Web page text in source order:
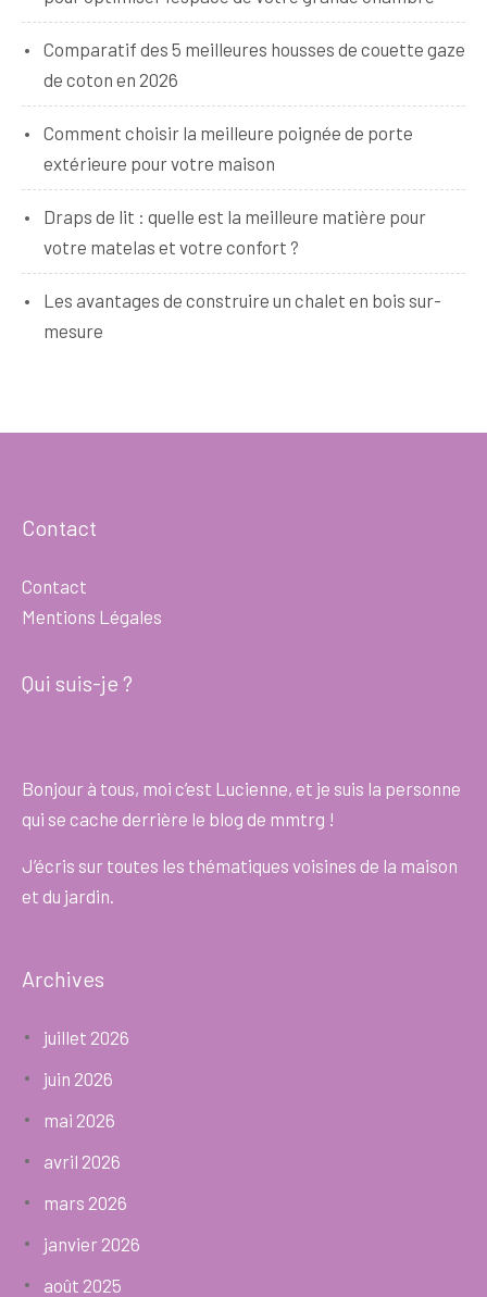
Comparatif des 5 meilleures housses de couette gaze
de coton en 2026
Comment choisir la meilleure poignée de porte
extérieure pour votre maison
Draps de lit : quelle est la meilleure matière pour
votre matelas et votre confort ?
Les avantages de construire un chalet en bois sur-
mesure
Contact
Contact
Mentions Légales
Qui suis-je ?
Bonjour à tous, moi c’est Lucienne, et je suis la personne
qui se cache derrière le blog de mmtrg !
J’écris sur toutes les thématiques voisines de la maison
et du jardin.
Archives
juillet 2026
juin 2026
mai 2026
avril 2026
mars 2026
janvier 2026
août 2025